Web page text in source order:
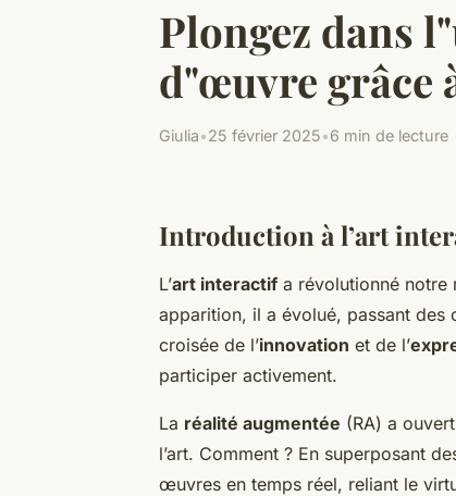
Plongez dans
d"œuvre grâce
Giulia•25 février 2025•6 min de lecture
Introduction à l’art
L’art interactif a révolutionné notre
apparition, il a évolué, passant
croisée de l’innovation et de l’
participer activement.
La réalité augmentée (RA) a
l’art. Comment ? En superposant
œuvres en temps réel, reliant le